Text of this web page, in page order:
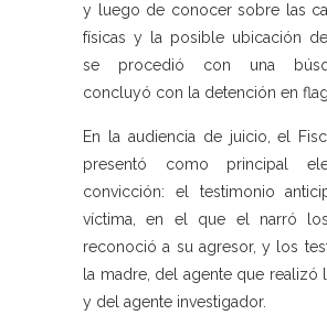
y luego de conocer sobre las
físicas y la posible ubicación
se procedió con una
concluyó con la detención en
En la audiencia de juicio, el
presentó como principal
convicción: el testimonio
víctima, en el que el narró
reconoció a su agresor, y los
la madre, del agente que realizó
y del agente investigador.